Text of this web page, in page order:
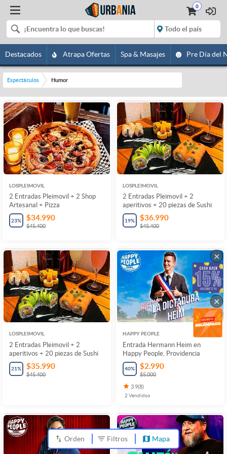
0
Destacados Atrapa Ofertas Spa & Masajes Pre Día del
Espectáculos Humor
LOSPLEIMOVIL
2 Entradas Pleimovil + 2 Shop
Artesanal + Pizza
23% $34.990
$45.400
LOSPLEIMOVIL
2 Entradas Pleimovil + 2
aperitivos + 20 piezas de Sushi
19% $36.990
$45.400
LOSPLEIMOVIL
2 Entradas Pleimovil + 2
aperitivos + 20 piezas de Sushi
21% $35.990
$45.400
HAPPY PEOPLE
Entrada Hermann Heim en
Happy People, Providencia
40% $2.990
$5.000
3.9(8)
2 Vendidos
Orden Filtros Mapa
×
×